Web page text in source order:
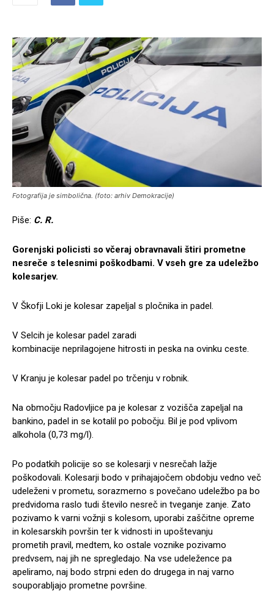
Fotografija je simbolična. (foto: arhiv Demokracije)
Piše: C. R.
Gorenjski policisti so včeraj obravnavali štiri prometne
nesreče s telesnimi poškodbami. V vseh gre za udeležbo
kolesarjev.
V Škofji Loki je kolesar zapeljal s pločnika in padel.
V Selcih je kolesar padel zaradi
kombinacije neprilagojene hitrosti in peska na ovinku ceste.
V Kranju je kolesar padel po trčenju v robnik.
Na območju Radovljice pa je kolesar z vozišča zapeljal na
bankino, padel in se kotalil po pobočju. Bil je pod vplivom
alkohola (0,73 mg/l).
Po podatkih policije so se kolesarji v nesrečah lažje
poškodovali. Kolesarji bodo v prihajajočem obdobju vedno več
udeleženi v prometu, sorazmerno s povečano udeležbo pa bo
predvidoma raslo tudi število nesreč in tveganje zanje. Zato
pozivamo k varni vožnji s kolesom, uporabi zaščitne opreme
in kolesarskih površin ter k vidnosti in upoštevanju
prometih pravil, medtem, ko ostale voznike pozivamo
predvsem, naj jih ne spregledajo. Na vse udeležence pa
apeliramo, naj bodo strpni eden do drugega in naj varno
souporabljajo prometne površine.